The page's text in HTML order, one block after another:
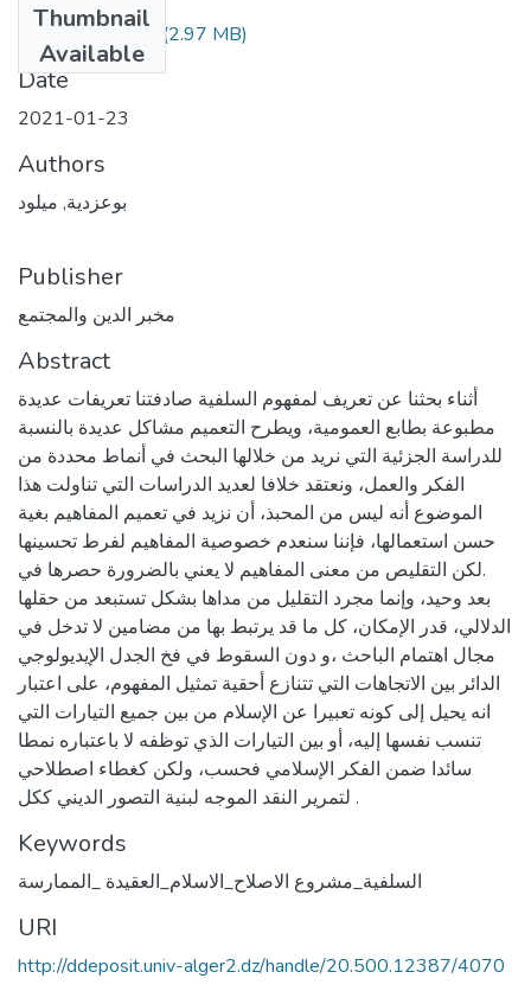
Thumbnail
Available
Document15.pdf (2.97 MB)
Date
2021-01-23
Authors
بوعزدية, ميلود
Publisher
مخبر الدين والمجتمع
Abstract
أثناء بحثنا عن تعريف لمفهوم السلفية صادفتنا تعريفات عديدة
مطبوعة بطابع العمومية، ويطرح التعميم مشاكل عديدة بالنسبة
للدراسة الجزئية التي نريد من خلالها البحث في أنماط محددة من
الفكر والعمل، ونعتقد خلافا لعديد الدراسات التي تناولت هذا
الموضوع أنه ليس من المحبذ، أن نزيد في تعميم المفاهيم بغية
حسن استعمالها، فإننا سنعدم خصوصية المفاهيم لفرط تحسينها
.لكن التقليص من معنى المفاهيم لا يعني بالضرورة حصرها في
بعد وحيد، وإنما مجرد التقليل من مداها بشكل تستبعد من حقلها
الدلالي، قدر الإمكان، كل ما قد يرتبط بها من مضامين لا تدخل في
مجال اهتمام الباحث ،و دون السقوط في فخ الجدل الإيديولوجي
الدائر بين الاتجاهات التي تتنازع أحقية تمثيل المفهوم، على اعتبار
انه يحيل إلى كونه تعبيرا عن الإسلام من بين جميع التيارات التي
تنسب نفسها إليه، أو بين التيارات الذي توظفه لا باعتباره نمطا
سائدا ضمن الفكر الإسلامي فحسب، ولكن كغطاء اصطلاحي
لتمرير النقد الموجه لبنية التصور الديني ككل .
Keywords
السلفية_مشروع الاصلاح_الاسلام_العقيدة _الممارسة
URI
http://ddeposit.univ-alger2.dz/handle/20.500.12387/4070